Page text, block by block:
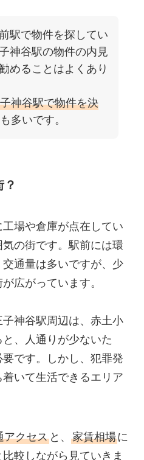
駅で物件を探してい
神谷駅の物件の内見
めることはよくあり
神谷駅で物件を決
も多いです。
場や倉庫が点在してい
の街です。駅前には環
通量は多いですが、少
広がっています。
神谷駅周辺は、赤土小
、人通りが少ないた
です。しかし、犯罪発
いて生活できるエリア
アクセスと、 家賃相場に
較しながら見ていきま